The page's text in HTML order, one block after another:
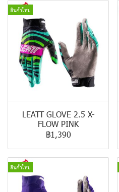
สินค้าใหม่
LEATT GLOVE 2.5 X-
FLOW PINK
฿1,390
สินค้าใหม่